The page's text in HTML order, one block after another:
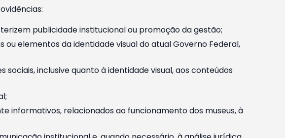
publicidade institucional ou promoção da gestão;
elementos da identidade visual do atual Governo Federal,
inclusive quanto à identidade visual, aos conteúdos
informativos, relacionados ao funcionamento dos museus, à